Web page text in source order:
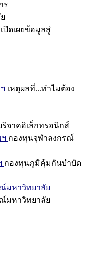
ร
ปิดเผยข้อมูลสู่
เหตุผลที่...ทำไมต้อง
ริจาคอิเล็กทรอนิกส์
กองทุนจุฬาลงกรณ์
กองทุนภูมิคุ้มกันบำบัด
มหาวิทยาลัย
มหาวิทยาลัย